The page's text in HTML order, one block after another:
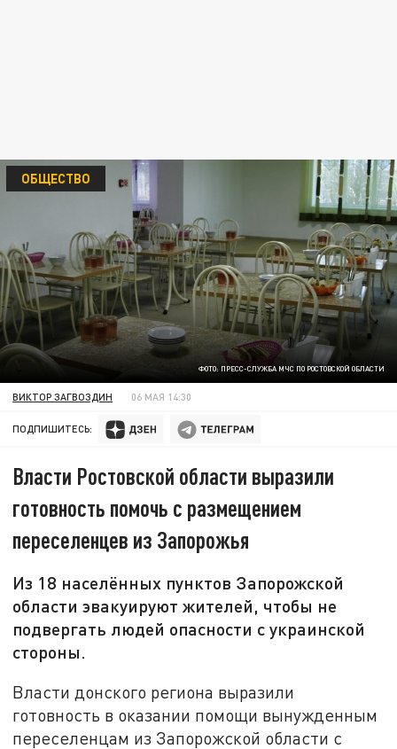
ФОТО: ПРЕСС-СЛУЖБА МЧС ПО РОСТОВСКОЙ ОБЛАСТИ
ОБЩЕСТВО
ВИКТОР ЗАГВОЗДИН 06 МАЯ 14:30
ПОДПИШИТЕСЬ:
Власти Ростовской области выразили
готовность помочь с размещением
переселенцев из Запорожья
Из 18 населённых пунктов Запорожской
области эвакуируют жителей, чтобы не
подвергать людей опасности с украинской
стороны.
Власти донского региона выразили
готовность в оказании помощи вынужденным
переселенцам из Запорожской области с